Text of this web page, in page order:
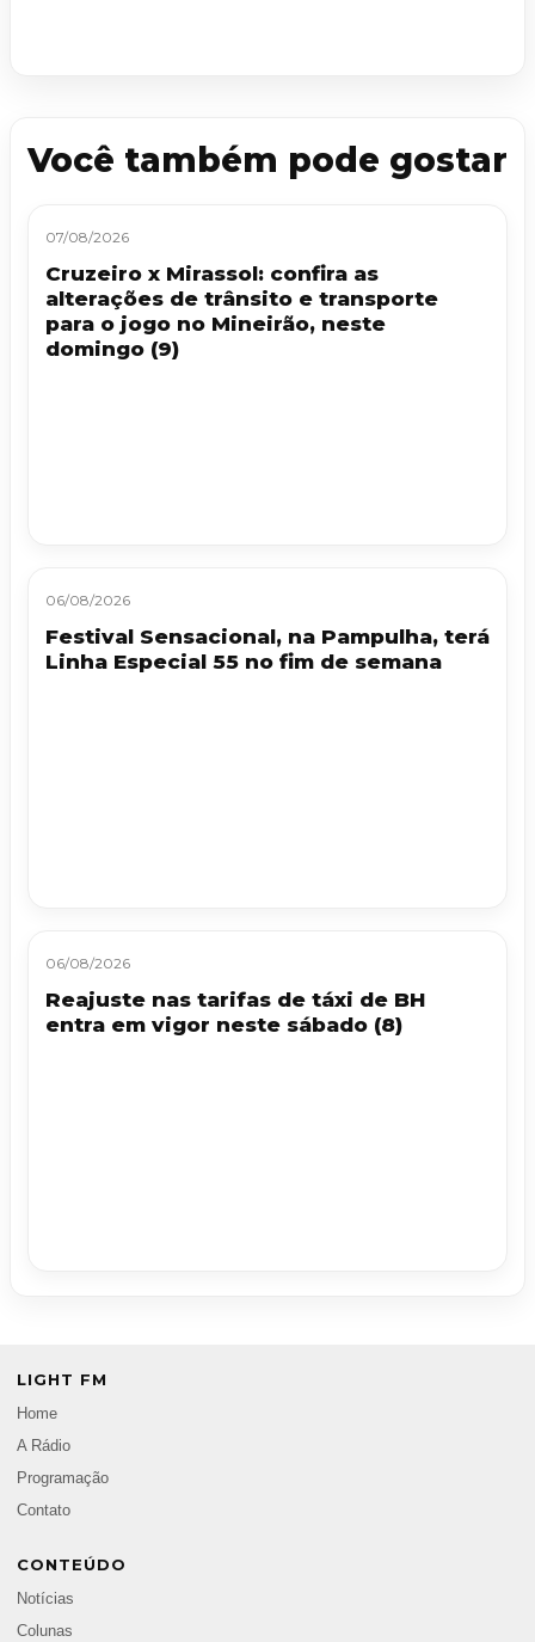
Você também pode gostar
07/08/2026
Cruzeiro x Mirassol: confira as
alterações de trânsito e transporte
para o jogo no Mineirão, neste
domingo (9)
06/08/2026
Festival Sensacional, na Pampulha, terá
Linha Especial 55 no fim de semana
06/08/2026
Reajuste nas tarifas de táxi de BH
entra em vigor neste sábado (8)
LIGHT FM
Home
A Rádio
Programação
Contato
CONTEÚDO
Notícias
Colunas